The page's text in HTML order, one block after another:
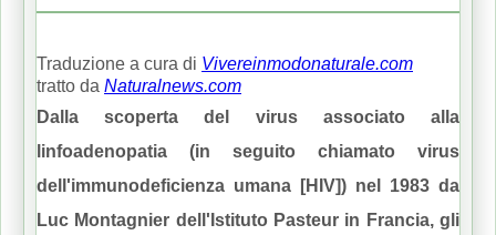
Traduzione a cura di Vivereinmodonaturale.com
tratto da Naturalnews.com
Dalla scoperta del virus associato alla
linfoadenopatia (in seguito chiamato virus
dell'immunodeficienza umana [HIV]) nel 1983 da
Luc Montagnier dell'Istituto Pasteur in Francia, gli